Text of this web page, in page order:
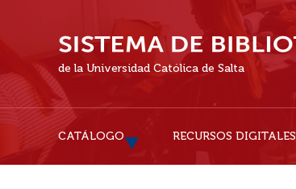
de la Universidad Católica de Salta
CATÁLOGO RECURSOS DIGITALES